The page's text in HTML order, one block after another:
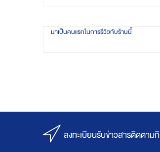
มาเป็นคนแรกในการรีวิวกับร้านนี้
ลงทะเบียนรับข่าวสารติดตาม